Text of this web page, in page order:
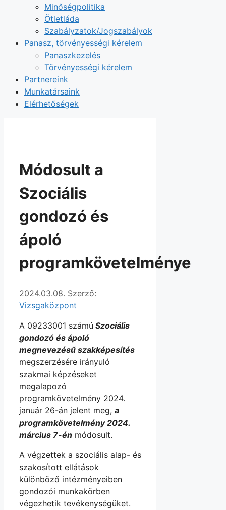
Minőségpolitika
Ötletláda
Szabályzatok/Jogszabályok
Panasz, törvényességi kérelem
Panaszkezelés
Törvényességi kérelem
Partnereink
Munkatársaink
Elérhetőségek
Módosult a
Szociális
gondozó és
ápoló
programkövetelménye
2024.03.08. Szerző:
Vizsgaközpont
A 09233001 számú Szociális
gondozó és ápoló
megnevezésű szakképesítés
megszerzésére irányuló
szakmai képzéseket
megalapozó
programkövetelmény 2024.
január 26-án jelent meg, a
programkövetelmény 2024.
március 7-én módosult.
A végzettek a szociális alap- és
szakosított ellátások
különböző intézményeiben
gondozói munkakörben
végezhetik tevékenységüket.